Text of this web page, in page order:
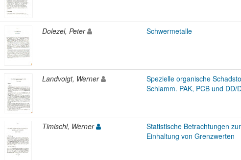
Dolezel, Peter Schwermetalle
Landvoigt, Werner
Spezielle organische
Schlamm. PAK, PCB und DD/
Timischl, Werner
Statistische Betrachtungen
Einhaltung von Grenzwerten